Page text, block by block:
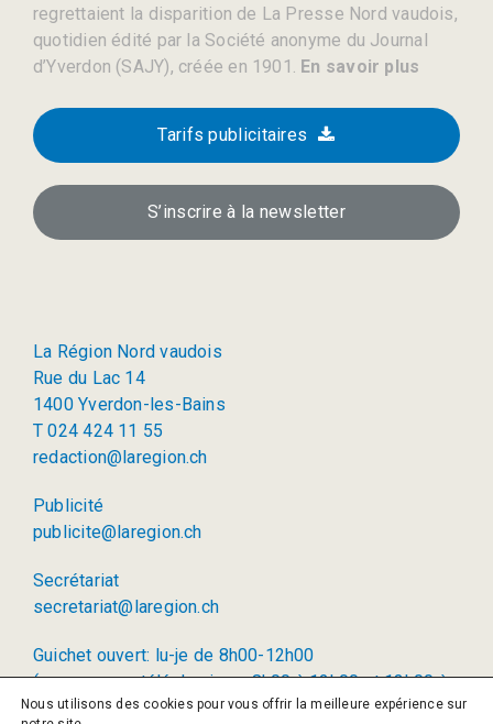
regrettaient la disparition de La Presse Nord vaudois,
quotidien édité par la Société anonyme du Journal
d’Yverdon (SAJY), créée en 1901. En savoir plus
Tarifs publicitaires
S’inscrire à la newsletter
La Région Nord vaudois
Rue du Lac 14
1400 Yverdon-les-Bains
T 024 424 11 55
redaction@laregion.ch
Publicité
publicite@laregion.ch
Secrétariat
secretariat@laregion.ch
Guichet ouvert: lu-je de 8h00-12h00
(permanence téléphonique: 8h00 à 12h00 et 13h00 à
17h00)
Nous utilisons des cookies pour vous offrir la meilleure expérience sur